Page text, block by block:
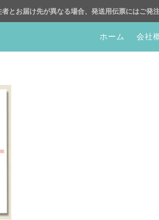
とお届け先が異なる場合、発送用伝票にはご発
ホーム 会社